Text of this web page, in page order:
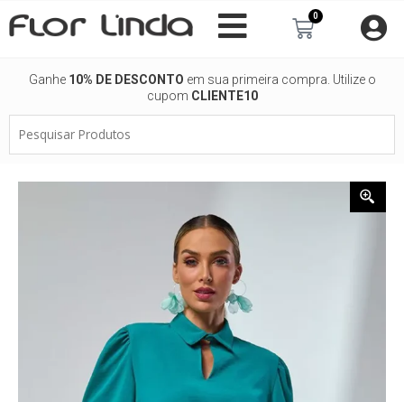
para
0
Carrinho
Ganhe 10% DE DESCONTO em sua primeira compra. Utilize o
cupom CLIENTE10
Produtos